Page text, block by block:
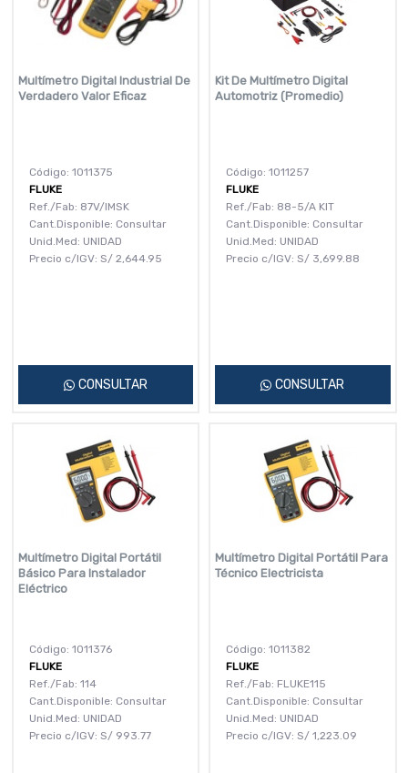
Multímetro Digital Industrial De
Verdadero Valor Eficaz
Código: 1011375
FLUKE
Ref./Fab: 87V/IMSK
Cant.Disponible: Consultar
Unid.Med: UNIDAD
Precio c/IGV: S/ 2,644.95
CONSULTAR
Kit De Multímetro Digital
Automotriz (Promedio)
Código: 1011257
FLUKE
Ref./Fab: 88-5/A KIT
Cant.Disponible: Consultar
Unid.Med: UNIDAD
Precio c/IGV: S/ 3,699.88
CONSULTAR
Multímetro Digital Portátil
Básico Para Instalador
Eléctrico
Código: 1011376
FLUKE
Ref./Fab: 114
Cant.Disponible: Consultar
Unid.Med: UNIDAD
Precio c/IGV: S/ 993.77
Multímetro Digital Portátil Para
Técnico Electricista
Código: 1011382
FLUKE
Ref./Fab: FLUKE115
Cant.Disponible: Consultar
Unid.Med: UNIDAD
Precio c/IGV: S/ 1,223.09